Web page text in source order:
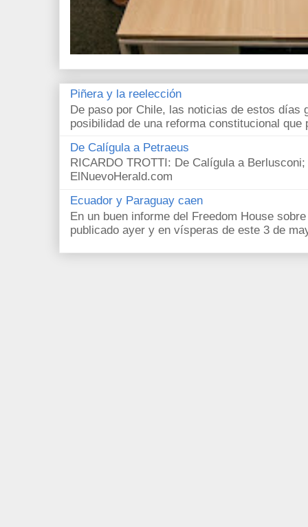
Piñera y la reelección
De paso por Chile, las noticias de estos días
posibilidad de una reforma constitucional
De Calígula a Petraeus
RICARDO TROTTI: De Calígula a
ElNuevoHerald.com
Ecuador y Paraguay caen
En un buen informe del Freedom House
publicado ayer y en vísperas de este 3 de